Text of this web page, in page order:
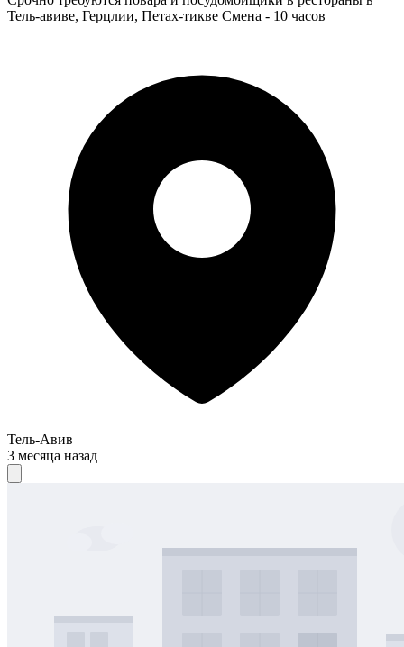
Тель-авиве, Герцлии, Петах-тикве Смена - 10 часов
Тель-Авив
3 месяца назад